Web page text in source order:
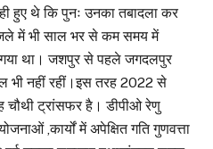
हुए थे कि पुनः उनका तबादला कर
में भी साल भर से कम समय में
गया था। जशपुर से पहले जगदलपुर
भी नहीं रहीं।इस तरह 2022 से
ट्रांसफर है। डीपीओ रेणु
,कार्यों में अपेक्षित गति गुणवत्ता